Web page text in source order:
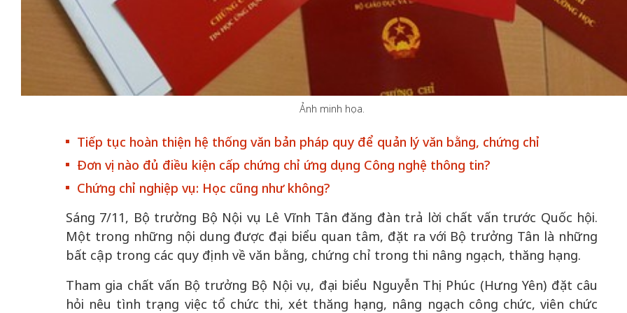
Ảnh minh họa.
Tiếp tục hoàn thiện hệ thống văn bản pháp quy để quản lý văn bằng, chứng chỉ
Đơn vị nào đủ điều kiện cấp chứng chỉ ứng dụng Công nghệ thông tin?
Chứng chỉ nghiệp vụ: Học cũng như không?
Sáng 7/11, Bộ trưởng Bộ Nội vụ Lê Vĩnh Tân đăng đàn trả lời chất vấn trước Quốc hội.
Một trong những nội dung được đại biểu quan tâm, đặt ra với Bộ trưởng Tân là những
bất cập trong các quy định về văn bằng, chứng chỉ trong thi nâng ngạch, thăng hạng.
Tham gia chất vấn Bộ trưởng Bộ Nội vụ, đại biểu Nguyễn Thị Phúc (Hưng Yên) đặt câu
hỏi nêu tình trạng việc tổ chức thi, xét thăng hạng, nâng ngạch công chức, viên chức
50 năm Việt Nam gia
định hình vị thế kiến
tạo | Kỳ 4: Sáng kiến
làm nên diện mạo mới
50 năm Việt Nam gia
nhập UNESCO: Khơi
định hình vị thế kiến
tạo | Kỳ 3: Hội nhập
quốc tế bằng bản lĩnh
Việt Nam
50 năm Việt Nam gia
nhập UNESCO: Khơi
tạo | Kỳ 1: Khát vọng
hòa bình thể hiện trong
quyết định lịch sử
50 năm Việt